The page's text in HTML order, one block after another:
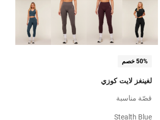
50% خصم
لغينغز لايت كوزي
قصّة مناسبة
Stealth Blue